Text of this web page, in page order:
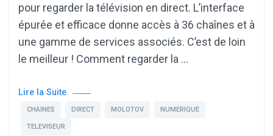
pour regarder la télévision en direct. L’interface
épurée et efficace donne accès à 36 chaînes et à
une gamme de services associés. C’est de loin
le meilleur ! Comment regarder la …
Lire la Suite
CHAINES DIRECT MOLOTOV NUMERIQUE
TELEVISEUR